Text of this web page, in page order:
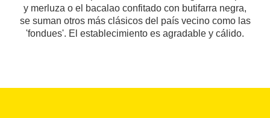
y merluza o el bacalao confitado con butifarra negra,
se suman otros más clásicos del país vecino como las
'fondues'. El establecimiento es agradable y cálido.